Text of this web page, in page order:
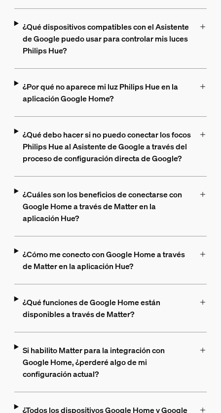
¿Qué dispositivos compatibles con el Asistente
de Google puedo usar para controlar mis luces
Philips Hue?
¿Por qué no aparece mi luz Philips Hue en la
aplicación Google Home?
¿Qué debo hacer si no puedo conectar los focos
Philips Hue al Asistente de Google a través del
proceso de configuración directa de Google?
¿Cuáles son los beneficios de conectarse con
Google Home a través de Matter en la
aplicación Hue?
¿Cómo me conecto con Google Home a través
de Matter en la aplicación Hue?
¿Qué funciones de Google Home están
disponibles a través de Matter?
Si habilito Matter para la integración con
Google Home, ¿perderé algo de mi
configuración actual?
¿Todos los dispositivos Google Home y Google